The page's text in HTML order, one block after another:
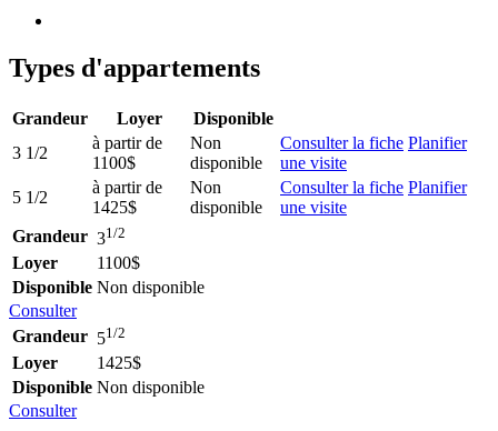
Types d'appartements
Grandeur Loyer
Disponible
3 1/2
à partir de
1100$
Non
disponible
Consulter la fiche Planifier
une visite
5 1/2
à partir de
1425$
Non
disponible
Consulter la fiche Planifier
une visite
Grandeur 31/2
Loyer
1100$
Disponible Non disponible
Consulter
Grandeur 51/2
Loyer
1425$
Disponible Non disponible
Consulter